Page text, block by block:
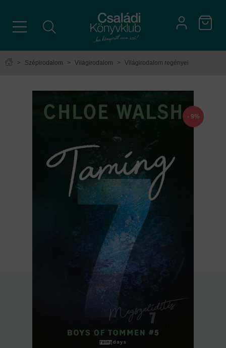
> Szépirodalom > Világirodalom > Világirodalom regényei
- 9%